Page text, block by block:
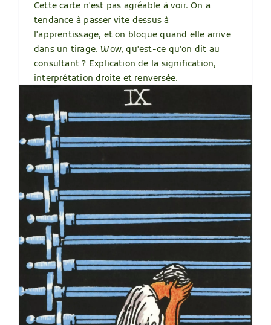
Cette carte n'est pas agréable à voir. On a
tendance à passer vite dessus à
l'apprentissage, et on bloque quand elle arrive
dans un tirage. Wow, qu'est-ce qu'on dit au
consultant ? Explication de la signification,
interprétation droite et renversée.
Lire plus